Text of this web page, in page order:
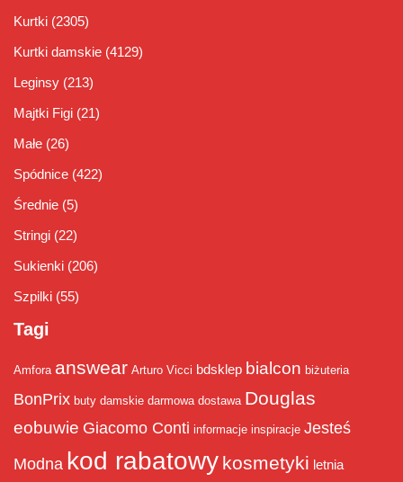
Kurtki (2305)
Kurtki damskie (4129)
Leginsy (213)
Majtki Figi (21)
Małe (26)
Spódnice (422)
Średnie (5)
Stringi (22)
Sukienki (206)
Szpilki (55)
Tagi
Amfora answear Arturo Vicci bdsklep bialcon biżuteria
BonPrix buty damskie darmowa dostawa Douglas
eobuwie Giacomo Conti informacje inspiracje Jesteś
Modna kod rabatowy kosmetyki letnia